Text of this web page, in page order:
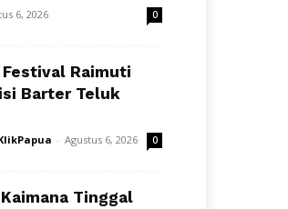
6, 2026 0
Festival Raimuti
Barter Teluk
- Agustus 6, 2026 0
Tinggal